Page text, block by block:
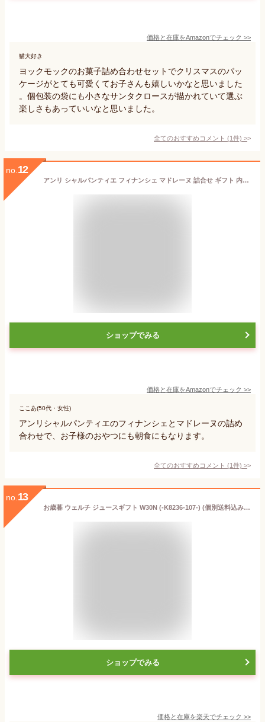
価格と在庫をAmazonでチェック >>
猫大好き
ヨックモックのお菓子詰め合わせセットでクリスマスのパッ
ケージがとても可愛くてお子さんも嬉しいかなと思いました
。個包装の袋にも小さなサンタクロースが描かれていて選ぶ
楽しさもあっていいなと思いました。
全てのおすすめコメント (1件) >
no. 12
アンリ シャルパンティエ フィナンシェ マドレーヌ 詰合せ ギフト 内祝い 出産内祝い お返し 引き出物 (３２個)
ショップでみる
価格と在庫をAmazonでチェック >>
ここあ(50代・女性)
アンリシャルパンティエのフィナンシェとマドレーヌの詰め
合わせで、お子様のおやつにも朝食にもなります。
全てのおすすめコメント (1件) >
no. 13
お歳暮 ウェルチ ジュースギフト W30N (-K8236-107-) (個別送料込み価格) (t00)| お年賀 御歳暮 御年賀 出産内祝い 結婚内祝い 快気祝い フルーツジュース 人気
ショップでみる
価格と在庫を楽天でチェック >>